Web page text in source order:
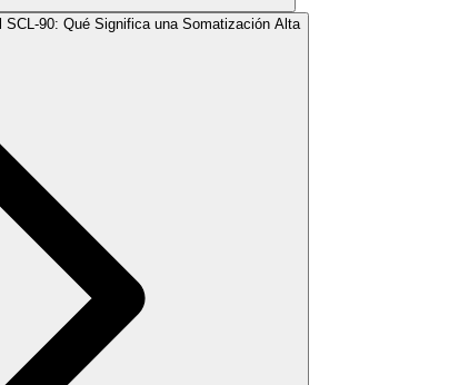
90: Qué Significa una Somatización Alta